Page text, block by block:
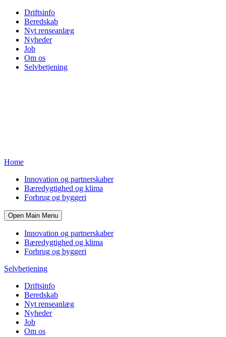
Driftsinfo
Beredskab
Nyt renseanlæg
Nyheder
Job
Om os
Selvbetjening
Home
Innovation og partnerskaber
Bæredygtighed og klima
Forbrug og byggeri
Open Main Menu
Innovation og partnerskaber
Bæredygtighed og klima
Forbrug og byggeri
Selvbetjening
Driftsinfo
Beredskab
Nyt renseanlæg
Nyheder
Job
Om os